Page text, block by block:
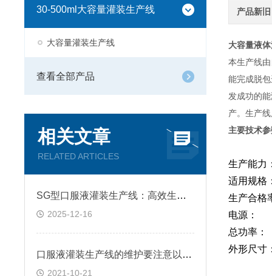
产品新旧
大容量液
本生产线
能完成脱
发成功的
产。生产
主要技术
生产
适用规
生产合
电源：
总功率
外形尺
30-500ml大容量灌装生产线
大容量灌装生产线
查看全部产品
相关文章
RELATED ARTICLES
SG型口服液灌装生产线：高效生产的幕后英雄
2025-12-16
口服液灌装生产线的维护要注意以下三点
2021-10-21